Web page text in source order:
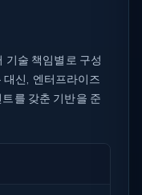
술 책임별로 구성
대신, 엔터프라이즈
를 갖춘 기반을 준